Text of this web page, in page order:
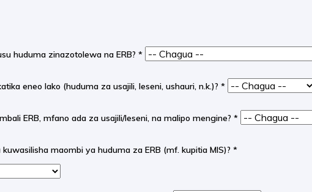
huduma zinazotolewa na ERB? *
eneo lako (huduma za usajili, leseni, ushauri, n.k.)? *
ERB, mfano ada za usajili/leseni, na malipo mengine? *
maombi ya huduma za ERB (mf. kupitia MIS)? *